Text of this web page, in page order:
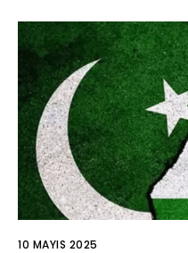
10 MAYIS 2025